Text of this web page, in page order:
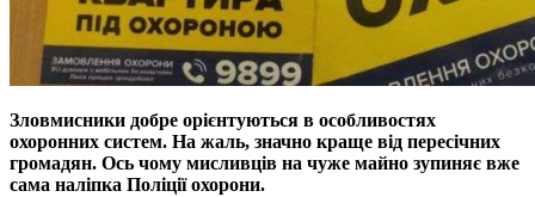
Зловмисники добре орiєнтуються в особливостях
охоронних систем. На жаль, значно краще вiд пересiчних
громадян. Ось чому мисливцiв на чуже майно зупиняє вже
сама налiпка Полiцiї охорони.